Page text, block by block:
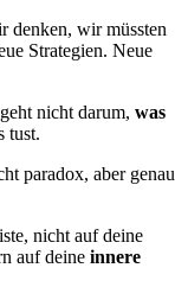
denken, wir müssten
Strategien. Neue
nicht darum,was
tust.
paradox, aber genau
nicht auf deine
auf deineinnere